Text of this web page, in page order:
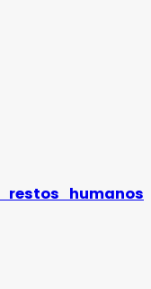
restos humanos